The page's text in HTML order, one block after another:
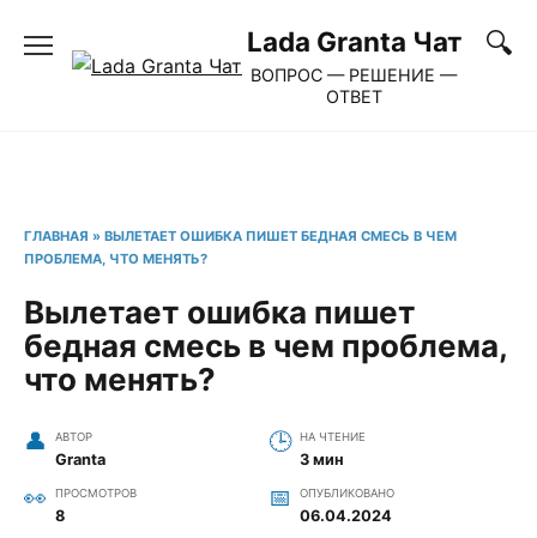
содержанию
Lada Granta Чат
ВОПРОС — РЕШЕНИЕ —
ОТВЕТ
ГЛАВНАЯ » ВЫЛЕТАЕТ ОШИБКА ПИШЕТ БЕДНАЯ СМЕСЬ В ЧЕМ
ПРОБЛЕМА, ЧТО МЕНЯТЬ?
Вылетает ошибка пишет
бедная смесь в чем проблема,
что менять?
АВТОР
Granta
НА ЧТЕНИЕ
3 мин
ПРОСМОТРОВ
8
ОПУБЛИКОВАНО
06.04.2024